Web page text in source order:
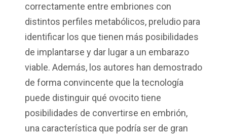
correctamente entre embriones con
distintos perfiles metabólicos, preludio para
identificar los que tienen más posibilidades
de implantarse y dar lugar a un embarazo
viable. Además, los autores han demostrado
de forma convincente que la tecnología
puede distinguir qué ovocito tiene
posibilidades de convertirse en embrión,
una característica que podría ser de gran